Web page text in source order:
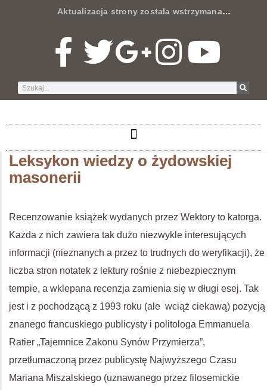
Aktualizacja strony została wstrzymana…
Leksykon wiedzy o żydowskiej
masonerii
Recenzowanie książek wydanych przez Wektory to katorga.
Każda z nich zawiera tak dużo niezwykle interesujących
informacji (nieznanych a przez to trudnych do weryfikacji), że
liczba stron notatek z lektury rośnie z niebezpiecznym
tempie, a wklepana recenzja zamienia się w długi esej. Tak
jest i z pochodzącą z 1993 roku (ale wciąż ciekawą) pozycją
znanego francuskiego publicysty i politologa Emmanuela
Ratier „Tajemnice Zakonu Synów Przymierza”,
przetłumaczoną przez publicystę Najwyższego Czasu
Mariana Miszalskiego (uznawanego przez filosemickie